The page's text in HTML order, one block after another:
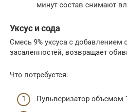
минут состав снимают
Уксус и сода
Смесь 9% уксуса с добавлением
засаленностей, возвращает
Что потребуется:
Пульверизатор объемом